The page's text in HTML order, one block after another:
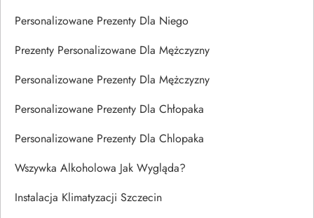
Personalizowane Prezenty Dla Niego
Prezenty Personalizowane Dla Mężczyzny
Personalizowane Prezenty Dla Mężczyzny
Personalizowane Prezenty Dla Chłopaka
Personalizowane Prezenty Dla Chlopaka
Wszywka Alkoholowa Jak Wygląda?
Instalacja Klimatyzacji Szczecin